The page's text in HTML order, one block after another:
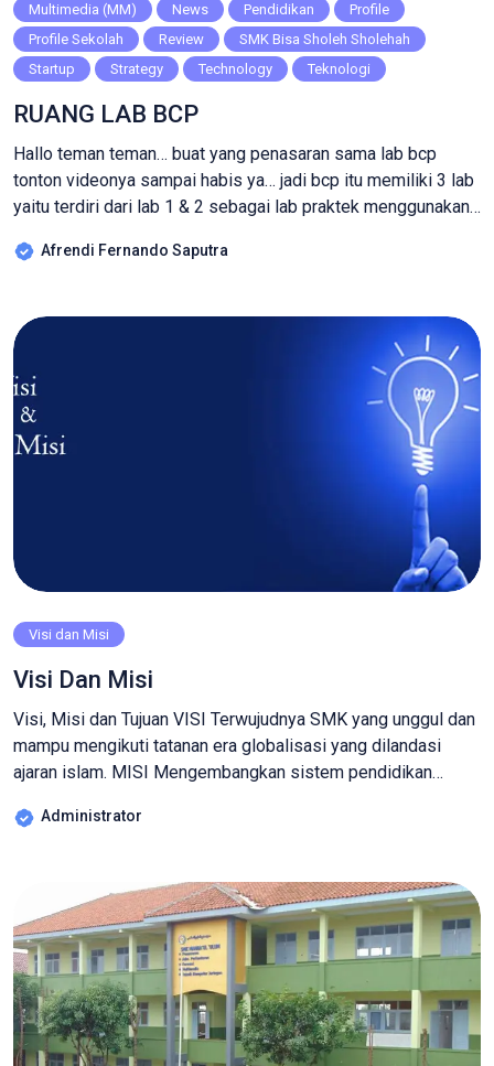
Multimedia (MM)
News Pendidikan
Profile
Profile Sekolah
Review
SMK Bisa Sholeh Sholehah
Startup
Strategy Technology Teknologi
RUANG LAB BCP
Hallo teman teman… buat yang penasaran sama lab bcp
tonton videonya sampai habis ya… jadi bcp itu memiliki 3 lab
yaitu terdiri dari lab 1 & 2 sebagai lab praktek menggunakan
jangan lupa follow ig dan tiktok kita di @bcpsmkmu…
Afrendi Fernando Saputra
Visi dan Misi
Visi Dan Misi
Visi, Misi dan Tujuan VISI Terwujudnya SMK yang unggul dan
mampu mengikuti tatanan era globalisasi yang dilandasi
ajaran islam. MISI Mengembangkan sistem pendidikan
Menginteraksikan pemdidikan kejuruan yang berwawasan
depan yang handal dan profesional. Mewujudkan sikap
pelayanan prima kepada masyarakat didik dalam rangka […]
Administrator